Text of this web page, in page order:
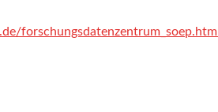
forschungsdatenzentrum_soep.html